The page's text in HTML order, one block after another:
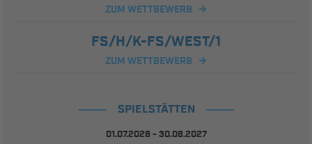
ZUM WETTBEWERB
FS/H/K-FS/WEST/1
ZUM WETTBEWERB
SPIELSTÄTTEN
01.07.2026 - 30.06.2027